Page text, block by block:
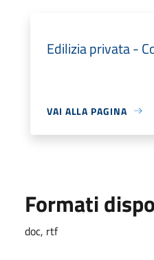
Edilizia privata -
VAI ALLA PAGINA
Formati
doc, rtf